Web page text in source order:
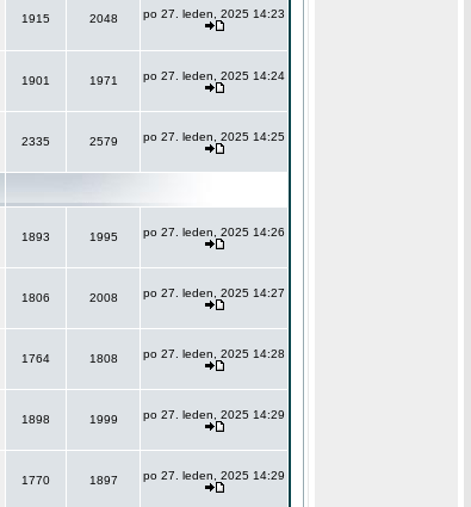
1915 2048 po 27. leden, 2025 14:23
1901 1971 po 27. leden, 2025 14:24
2335 2579 po 27. leden, 2025 14:25
1893 1995 po 27. leden, 2025 14:26
1806 2008 po 27. leden, 2025 14:27
1764 1808 po 27. leden, 2025 14:28
1898 1999 po 27. leden, 2025 14:29
1770 1897 po 27. leden, 2025 14:29